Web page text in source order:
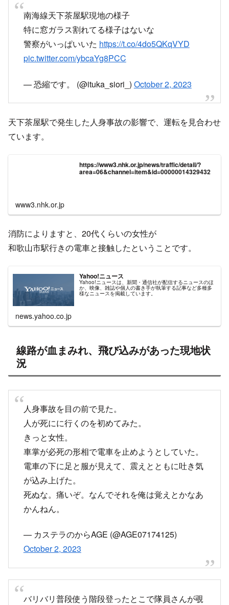
南海線天下茶屋駅現地の様子
特に窓ガラス割れてる様子はないな
警察がいっぱいいた https://t.co/4do5QKqVYD
pic.twitter.com/ybcaYg8PCC
— 恐縮です。 (@ituka_siori_) October 2, 2023
天下茶屋駅で発生した人身事故の影響で、運転を見合わせ
ています。
https://www3.nhk.or.jp/news/traffic/detail/?
area=06&channel=item&id=00000014329432
www3.nhk.or.jp
消防によりますと、20代くらいの女性が
和歌山市駅行きの電車と接触したということです。
Yahoo!ニュース
Yahoo!ニュースは、新聞・通信社が配信するニュースのほ
か、映像、雑誌や個人の書き手が執筆する記事など多種多
様なニュースを掲載しています。
news.yahoo.co.jp
線路が血まみれ、飛び込みがあった現地状
況
人身事故を目の前で見た。
人が死にに行くのを初めてみた。
きっと女性。
車掌が必死の形相で電車を止めようとしていた。
電車の下に足と服が見えて、震えとともに吐き気
が込み上げた。
死ぬな。痛いぞ。なんでそれを俺は覚えとかなあ
かんねん。
— カステラのからAGE (@AGE07174125)
October 2, 2023
バリバリ普段使う階段登ったとこで隊員さんが覗